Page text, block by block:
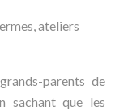
ateliers
parents de
sachant que les